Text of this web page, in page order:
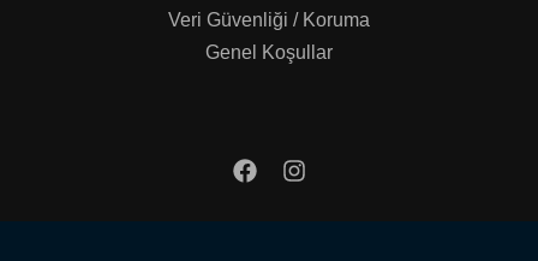
Veri Güvenliği / Koruma
Genel Koşullar